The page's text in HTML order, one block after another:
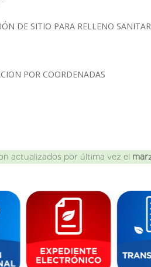
DE SITIO PARA RELLENO
POR COORDENADAS
actualizados por última vez el